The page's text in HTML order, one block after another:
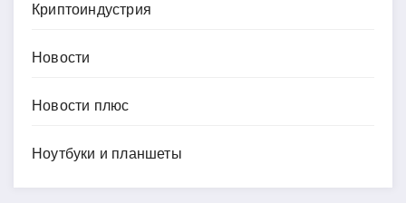
Криптоиндустрия
Новости
Новости плюс
Ноутбуки и планшеты